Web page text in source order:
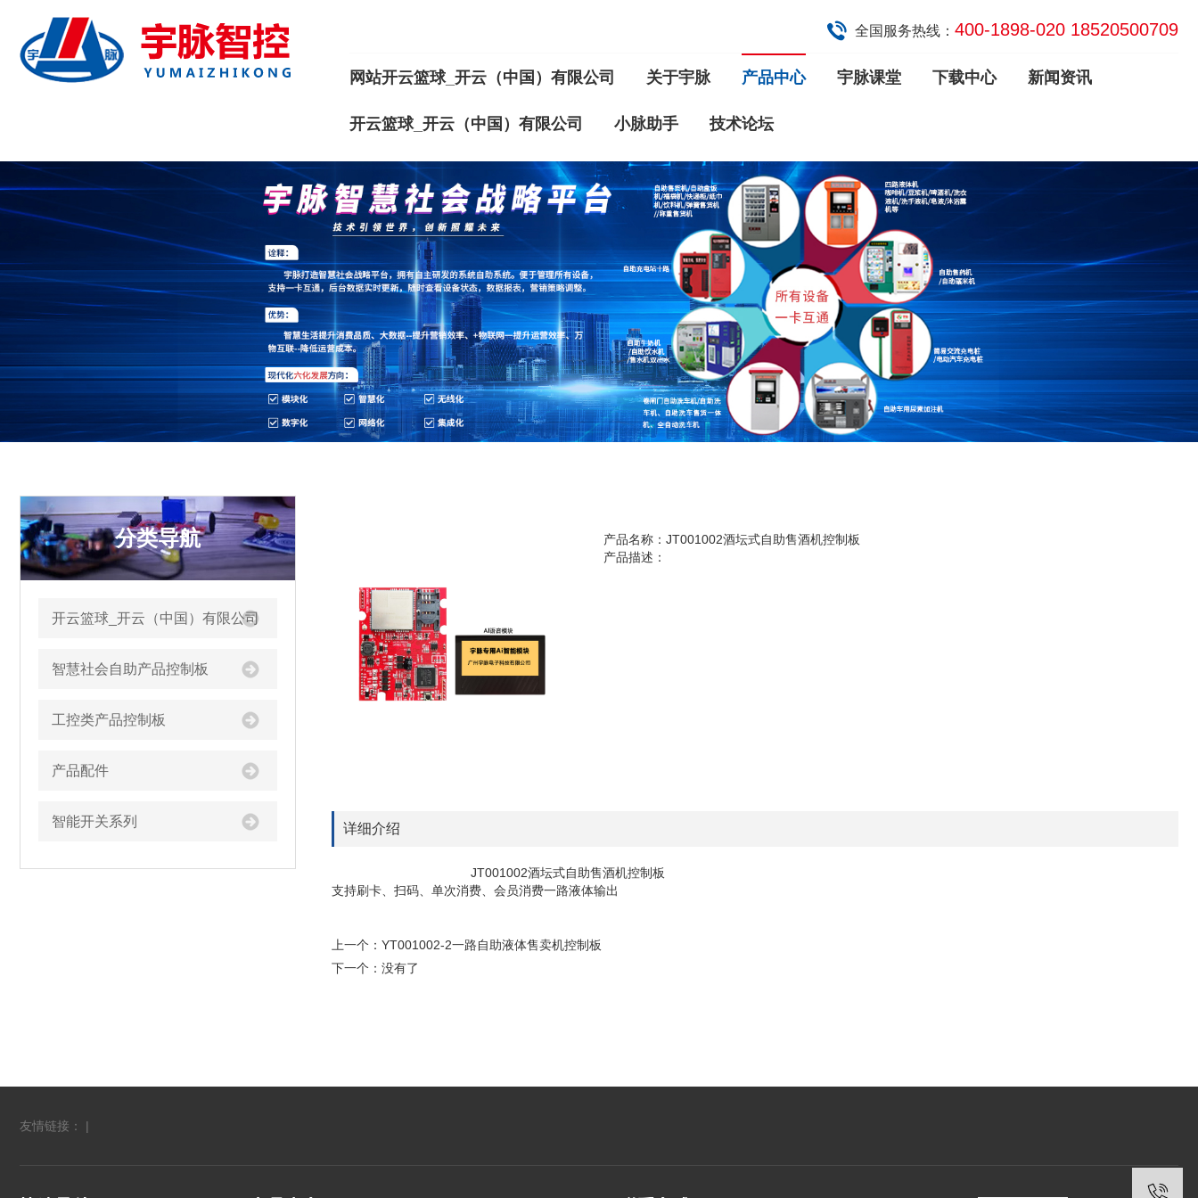
全国服务热线： 400-1898-020 18520500709
网站开云篮球_开云（中国）有限公司 关于宇脉 产品中心 宇脉课堂 下载中心 新闻资讯
开云篮球_开云（中国）有限公司 小脉助手 技术论坛
分类导航
开云篮球_开云（中国）有限公司
智慧社会自助产品控制板
工控类产品控制板
产品配件
智能开关系列
产品名称：JT001002酒坛式自助售酒机控制板
产品描述：
详细介绍
JT001002酒坛式自助售酒机控制板
支持刷卡、扫码、单次消费、会员消费一路液体输出
上一个： YT001002-2一路自助液体售卖机控制板
下一个：没有了
友情链接： |